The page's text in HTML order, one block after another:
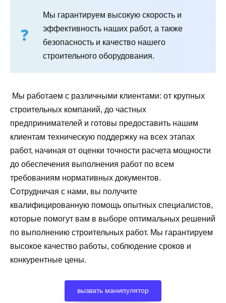
Мы гарантируем высокую скорость и
эффективность наших работ, а также
безопасность и качество нашего
строительного оборудования.
Мы работаем с различными клиентами: от крупных
строительных компаний, до частных
предпринимателей и готовы предоставить нашим
клиентам техническую поддержку на всех этапах
работ, начиная от оценки точности расчета мощности
до обеспечения выполнения работ по всем
требованиям нормативных документов.
Сотрудничая с нами, вы получите
квалифицированную помощь опытных специалистов,
которые помогут вам в выборе оптимальных решений
по выполнению строительных работ. Мы гарантируем
высокое качество работы, соблюдение сроков и
конкурентные цены.
вызвать манипулятор